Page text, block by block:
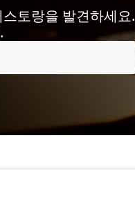
토랑을 발견하세요.